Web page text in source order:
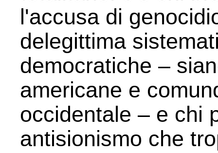
l'accusa di
delegittima
democratiche –
americane e
occidentale – e chi
antisionismo che